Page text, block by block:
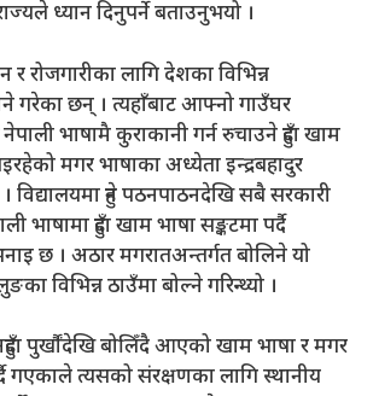
ध्यान दिनुपर्ने बताउनुभयो ।
रोजगारीका लागि देशका विभिन्न
गरेका छन् । त्यहाँबाट आफ्नो गाउँघर
भाषामै कुराकानी गर्न रुचाउने हुँदा खाम
मगर भाषाका अध्येता इन्द्रबहादुर
हुने पठनपाठनदेखि सबै सरकारी
भाषामा हुँदा खाम भाषा सङ्कटमा पर्दै
छ । अठार मगरातअन्तर्गत बोलिने यो
विभिन्न ठाउँमा बोल्ने गरिन्थ्यो ।
नहुँदा पुर्खौंदेखि बोलिँदै आएको खाम भाषा र मगर
गएकाले त्यसको संरक्षणका लागि स्थानीय